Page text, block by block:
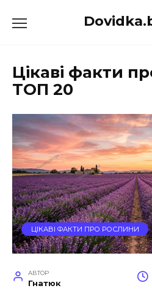
до
Цікаві факти
ТОП 20
ЦІКАВІ ФАКТИ ПРО РОСЛИНИ
АВТОР
Гнатюк